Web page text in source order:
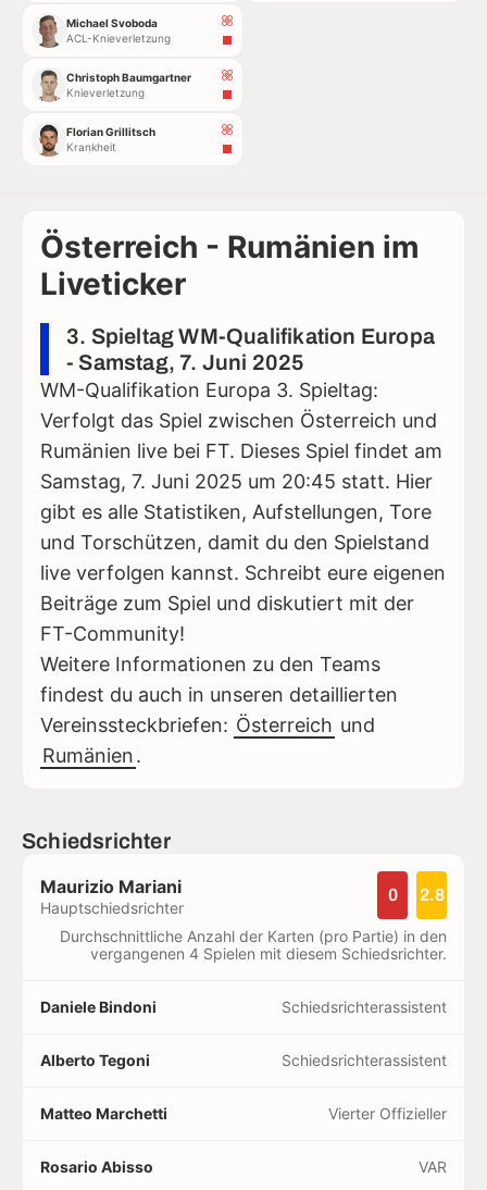
Michael Svoboda
ACL-Knieverletzung
Christoph Baumgartner
Knieverletzung
Florian Grillitsch
Krankheit
Österreich - Rumänien im
Liveticker
3. Spieltag WM-Qualifikation Europa
- Samstag, 7. Juni 2025
WM-Qualifikation Europa 3. Spieltag:
Verfolgt das Spiel zwischen Österreich und
Rumänien live bei FT. Dieses Spiel findet am
Samstag, 7. Juni 2025 um 20:45 statt. Hier
gibt es alle Statistiken, Aufstellungen, Tore
und Torschützen, damit du den Spielstand
live verfolgen kannst. Schreibt eure eigenen
Beiträge zum Spiel und diskutiert mit der
FT-Community!
Weitere Informationen zu den Teams
findest du auch in unseren detaillierten
Vereinssteckbriefen: Österreich und
Rumänien.
Schiedsrichter
Maurizio Mariani
Hauptschiedsrichter
0 2.8
Durchschnittliche Anzahl der Karten (pro Partie) in den
vergangenen 4 Spielen mit diesem Schiedsrichter.
Daniele Bindoni Schiedsrichterassistent
Alberto Tegoni Schiedsrichterassistent
Matteo Marchetti Vierter Offizieller
Rosario Abisso VAR